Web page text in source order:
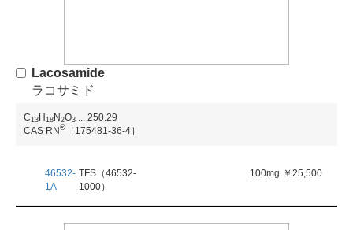
Lacosamide
ラコサミド
C 1 3H 1 8N2O3
250.29
CAS RN® ［175481-36-4］
46532-
1A
TFS（46532-
1000）
100mg ￥25,500